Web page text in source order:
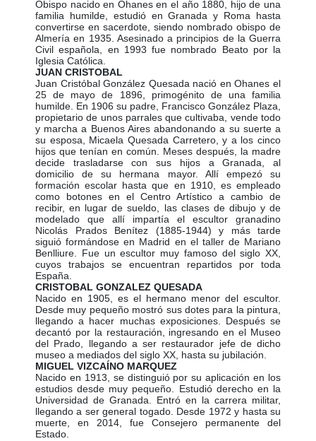
Obispo nacido en Ohanes en el año 1880, hijo de una
familia humilde, estudió en Granada y Roma hasta
convertirse en sacerdote, siendo nombrado obispo de
Almería en 1935. Asesinado a principios de la Guerra
Civil española, en 1993 fue nombrado Beato por la
Iglesia Católica.
JUAN CRISTOBAL
Juan Cristóbal González Quesada nació en Ohanes el
25 de mayo de 1896, primogénito de una familia
humilde. En 1906 su padre, Francisco González Plaza,
propietario de unos parrales que cultivaba, vende todo
y marcha a Buenos Aires abandonando a su suerte a
su esposa, Micaela Quesada Carretero, y a los cinco
hijos que tenían en común. Meses después, la madre
decide trasladarse con sus hijos a Granada, al
domicilio de su hermana mayor. Allí empezó su
formación escolar hasta que en 1910, es empleado
como botones en el Centro Artístico a cambio de
recibir, en lugar de sueldo, las clases de dibujo y de
modelado que allí impartía el escultor granadino
Nicolás Prados Benítez (1885-1944) y más tarde
siguió formándose en Madrid en el taller de Mariano
Benlliure. Fue un escultor muy famoso del siglo XX,
cuyos trabajos se encuentran repartidos por toda
España.
CRISTOBAL GONZALEZ QUESADA
Nacido en 1905, es el hermano menor del escultor.
Desde muy pequeño mostró sus dotes para la pintura,
llegando a hacer muchas exposiciones. Después se
decantó por la restauración, ingresando en el Museo
del Prado, llegando a ser restaurador jefe de dicho
museo a mediados del siglo XX, hasta su jubilación.
MIGUEL VIZCAÍNO MARQUEZ
Nacido en 1913, se distinguió por su aplicación en los
estudios desde muy pequeño. Estudió derecho en la
Universidad de Granada. Entró en la carrera militar,
llegando a ser general togado. Desde 1972 y hasta su
muerte, en 2014, fue Consejero permanente del
Estado.